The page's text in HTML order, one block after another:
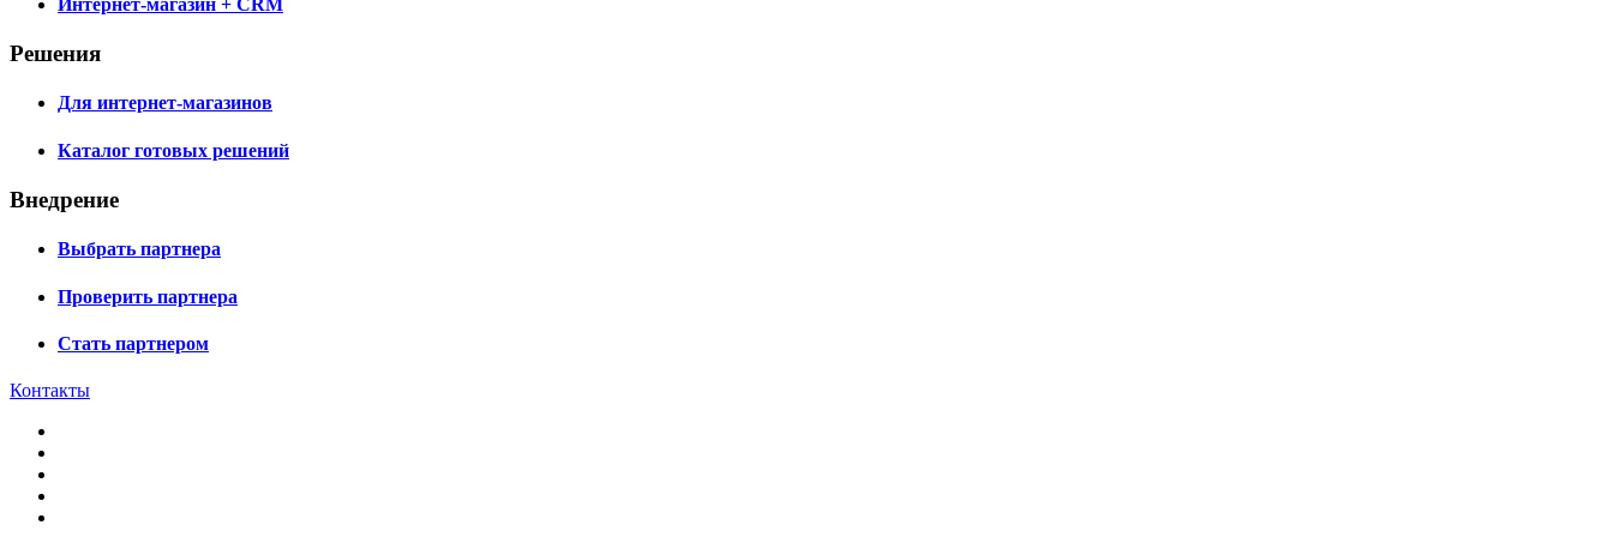
Интернет-магазин + CRM
Решения
Для интернет-магазинов
Каталог готовых решений
Внедрение
Выбрать партнера
Проверить партнера
Стать партнером
Контакты